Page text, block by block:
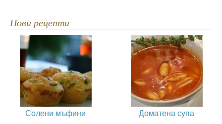
Нови рецепти
Солени мъфини Доматена супа